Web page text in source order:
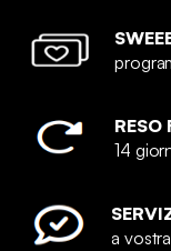
RESO
14
a